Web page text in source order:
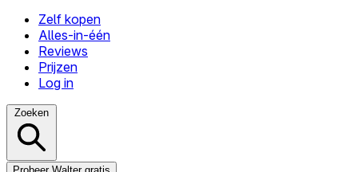
Zelf kopen
Alles-in-één
Reviews
Prijzen
Log in
Zoeken